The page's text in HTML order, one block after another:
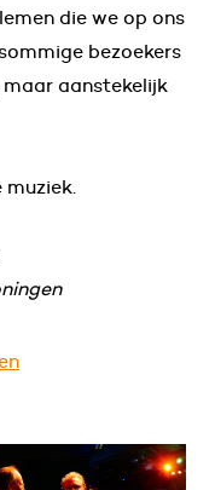
die we op ons
bezoekers
aanstekelijk